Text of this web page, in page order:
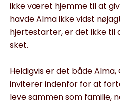
ikke været hjemme til at
havde Alma ikke vidst
hjertestarter, er det ikke til
sket.
Heldigvis er det både Alma,
inviterer indenfor for at
leve sammen som familie,